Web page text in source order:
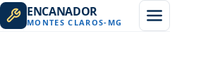
ENCANADOR
MONTES CLAROS- MG